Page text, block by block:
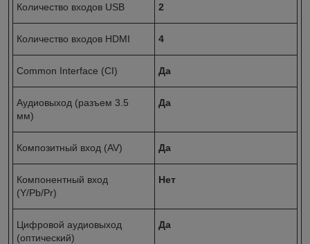
Количество входов USB 2
Количество входов HDMI 4
Common Interface (CI) Да
Аудиовыход (разъем 3.5
мм)
Да
Композитный вход (AV) Да
Компонентный вход
(Y/Pb/Pr)
Нет
Цифровой аудиовыход
(оптический)
Да